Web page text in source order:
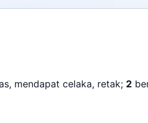
mendapat celaka, retak; 2